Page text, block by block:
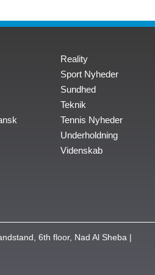
Reality
Sport Nyheder
Sundhed
Teknik
Tennis Nyheder
Underholdning
Videnskab
6th floor, Nad Al Sheba |